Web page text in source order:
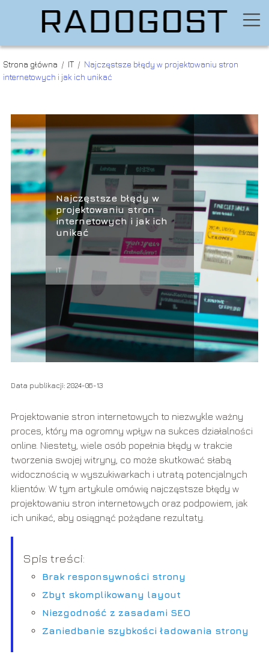
Strona główna / IT / Najczęstsze błędy w projektowaniu stron
internetowych i jak ich unikać
Najczęstsze błędy w
projektowaniu stron
internetowych i jak ich
unikać
IT
Data publikacji: 2024-06-13
Projektowanie stron internetowych to niezwykle ważny
proces, który ma ogromny wpływ na sukces działalności
online. Niestety, wiele osób popełnia błędy w trakcie
tworzenia swojej witryny, co może skutkować słabą
widocznością w wyszukiwarkach i utratą potencjalnych
klientów. W tym artykule omówię najczęstsze błędy w
projektowaniu stron internetowych oraz podpowiem, jak
ich unikać, aby osiągnąć pożądane rezultaty.
Spis treści:
Brak responsywności strony
Zbyt skomplikowany layout
Niezgodność z zasadami SEO
Zaniedbanie szybkości ładowania strony